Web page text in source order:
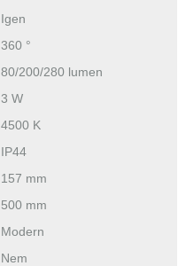
Igen
360 °
80/200/280 lumen
3 W
4500 K
IP44
157 mm
500 mm
Modern
Nem